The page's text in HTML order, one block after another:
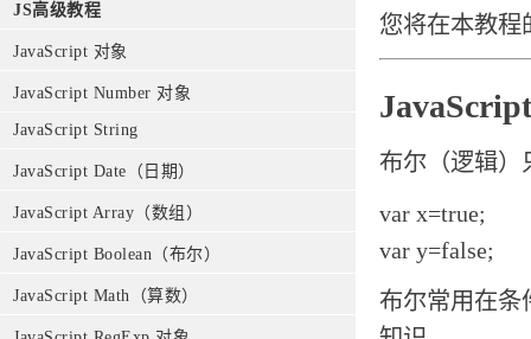
JS高级教程
JavaScript 对象
JavaScript Number 对象
JavaScript String
JavaScript Date（日期）
JavaScript Array（数组）
JavaScript Boolean（布尔）
JavaScript Math（算数）
您将在本教程
布尔（逻辑）
var x=true;
var y=false;
布尔常用在条